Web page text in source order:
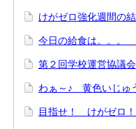
けがゼロ強化週間の
今日の給食は。。。
第２回学校運営協議会
わぁ～♪ 黄色いじゅ
目指せ！ けがゼ